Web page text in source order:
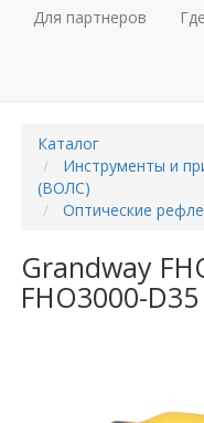
Для партнеров
Каталог
Инструменты и
(ВОЛС)
Оптические
Grandway
FHO3000-